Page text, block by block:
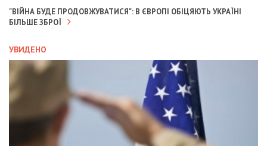
"ВІЙНА БУДЕ ПРОДОВЖУВАТИСЯ": В ЄВРОПІ ОБІЦЯЮТЬ УКРАЇНІ
БІЛЬШЕ ЗБРОЇ
УВИДЕНО